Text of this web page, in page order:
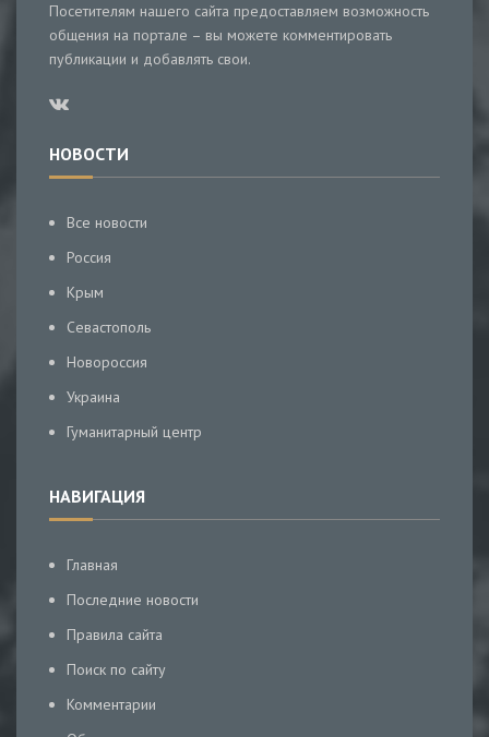
Посетителям нашего сайта предоставляем возможность
общения на портале – вы можете комментировать
публикации и добавлять свои.
НОВОСТИ
Все новости
Россия
Крым
Севастополь
Новороссия
Украина
Гуманитарный центр
НАВИГАЦИЯ
Главная
Последние новости
Правила сайта
Поиск по сайту
Комментарии